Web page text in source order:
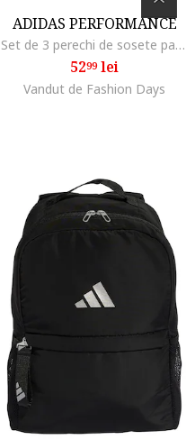
ADIDAS PERFORMANCE
Set de 3 perechi de sosete pana la glezna cu model unisex Essentials, Negru/Negru stins
5299lei
Vandut de Fashion Days